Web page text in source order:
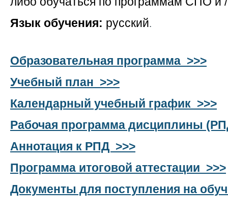
Язык обучения: русский.
Образовательная программа >>>
Учебный план >>>
Календарный учебный график >>>
Рабочая программа дисциплины
Аннотация к РПД >>>
Программа итоговой аттестации >>>
Документы для поступления на